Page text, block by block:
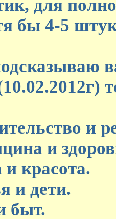
для
бы 4-5
и
и
красота.
и дети.
быт.